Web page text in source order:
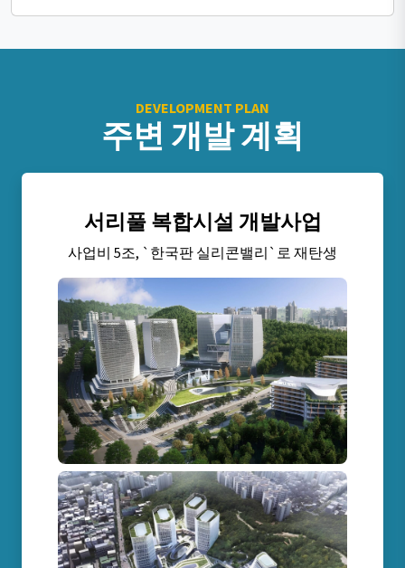
DEVELOPMENT PLAN
주변 개발 계획
서리풀 복합시설 개발사업
사업비 5조, `한국판 실리콘밸리`로 재탄생